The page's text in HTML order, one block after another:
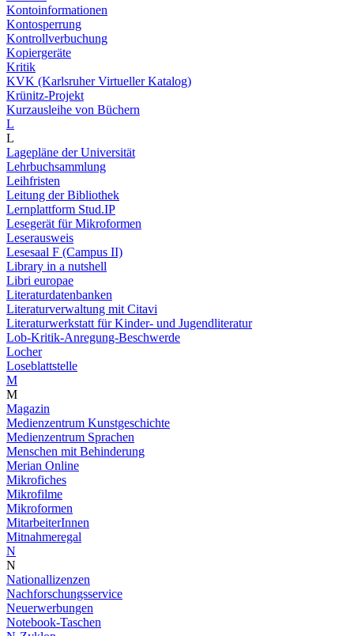
Kontoinformationen
Kontosperrung
Kontrollverbuchung
Kopiergeräte
Kritik
KVK (Karlsruher Virtueller Katalog)
Krünitz-Projekt
Kurzausleihe von Büchern
L
L
Lagepläne der Universität
Lehrbuchsammlung
Leihfristen
Leitung der Bibliothek
Lernplattform Stud.IP
Lesegerät für Mikroformen
Leserausweis
Lesesaal F (Campus II)
Library in a nutshell
Libri europae
Literaturdatenbanken
Literaturverwaltung mit Citavi
Literaturwerkstatt für Kinder- und Jugendliteratur
Lob-Kritik-Anregung-Beschwerde
Locher
Loseblattstelle
M
M
Magazin
Medienzentrum Kunstgeschichte
Medienzentrum Sprachen
Menschen mit Behinderung
Merian Online
Mikrofiches
Mikrofilme
Mikroformen
MitarbeiterInnen
Mitnahmeregal
N
N
Nationallizenzen
Nachforschungsservice
Neuerwerbungen
Notebook-Taschen